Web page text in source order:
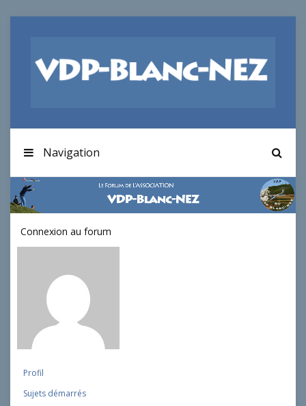
Navigation
Connexion au forum
Profil
Sujets démarrés